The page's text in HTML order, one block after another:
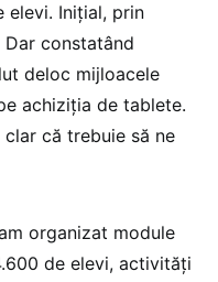
elevi. Inițial, prin
constatând
deloc mijloacele
achiziția de tablete.
că trebuie să ne
organizat module
de elevi, activități